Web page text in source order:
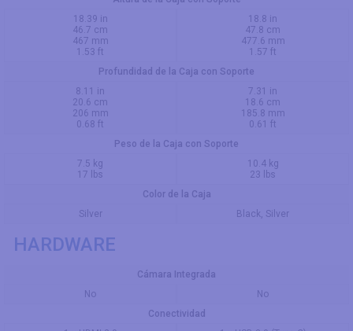
18.39 in
46.7 cm
467 mm
1.53 ft
18.8 in
47.8 cm
477.6 mm
1.57 ft
Profundidad de la Caja con Soporte
8.11 in
20.6 cm
206 mm
0.68 ft
7.31 in
18.6 cm
185.8 mm
0.61 ft
Peso de la Caja con Soporte
7.5 kg
17 lbs
10.4 kg
23 lbs
Color de la Caja
Silver
Black, Silver
HARDWARE
Cámara Integrada
No
No
Conectividad